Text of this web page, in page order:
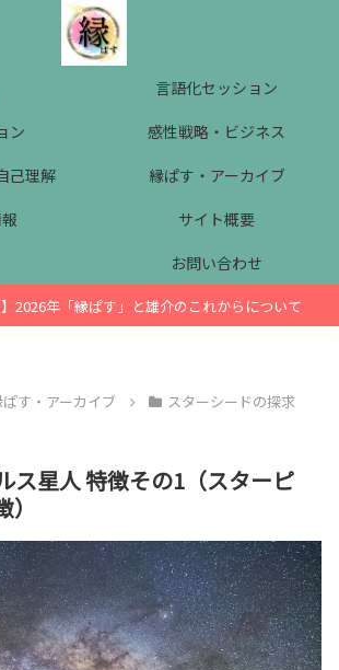
言語化セッション
ン
感性戦略・ビジネス
己理解
縁ぱす・アーカイブ
サイト概要
お問い合わせ
】2026年「縁ぱす」と雄介のこれからについて
す・アーカイブ
スターシードの探求
ス星人 特徴その1（スターピ